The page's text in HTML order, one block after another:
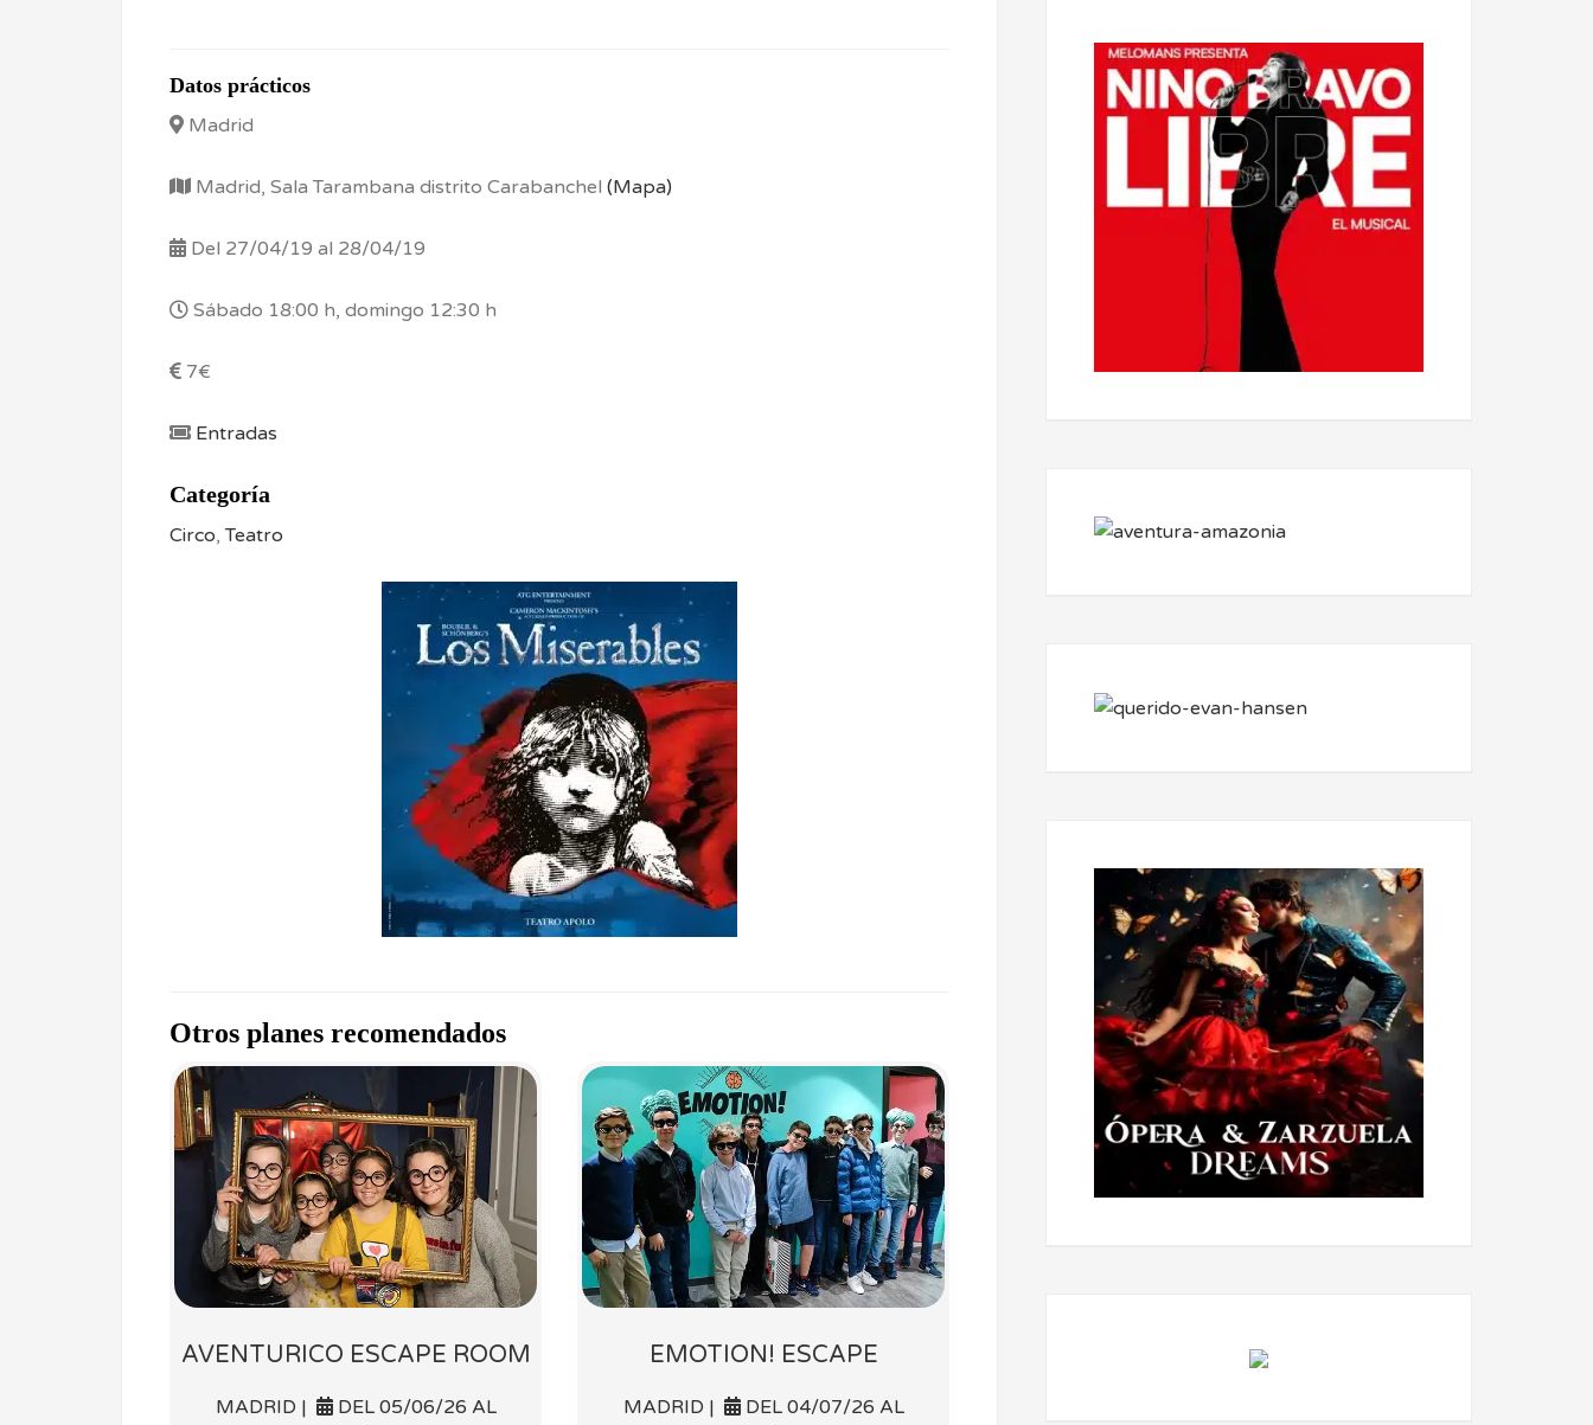
Datos prácticos
Madrid
Madrid, Sala Tarambana distrito Carabanchel (Mapa)
Del 27/04/19 al 28/04/19
Sábado 18:00 h, domingo 12:30 h
7€
Entradas
Categoría
Circo,Teatro
Otros planes recomendados
AVENTURICO ESCAPE ROOM
MADRID |
DEL 05/06/26 AL
EMOTION! ESCAPE
MADRID |
DEL 04/07/26 AL